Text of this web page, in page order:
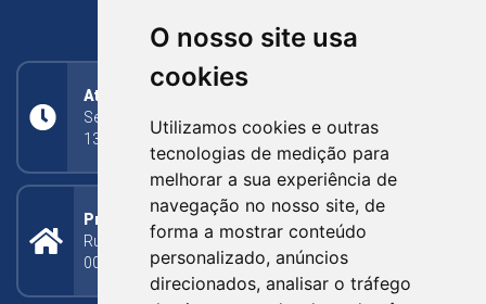
O nosso site usa
cookies
Utilizamos cookies e outras
tecnologias de medição para
melhorar a sua experiência de
navegação no nosso site, de
forma a mostrar conteúdo
personalizado, anúncios
direcionados, analisar o tráfego
Atendimento
Segunda a Sexta: 8h às 11h30min (manhã);
13h30min às 17h (tarde)
Prefeitura Municipal
Rua Silva Jardim, 505 - Bairro Centro - CEP: 95340-
000